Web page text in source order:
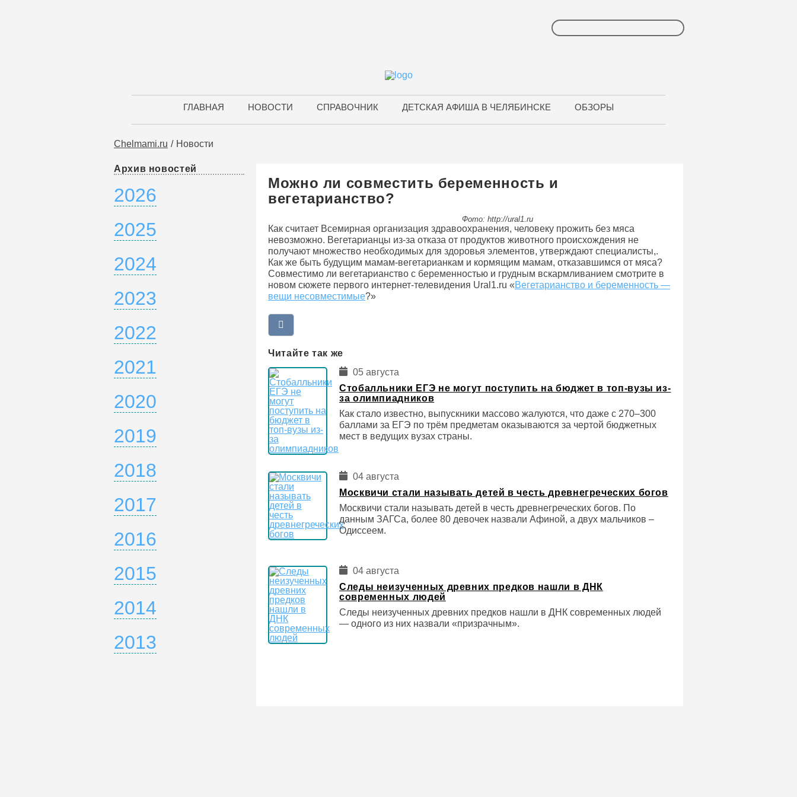
ГЛАВНАЯ НОВОСТИ СПРАВОЧНИК ДЕТСКАЯ АФИША В ЧЕЛЯБИНСКЕ ОБЗОРЫ
Chelmami.ru Новости
Архив новостей
2026
2025
2024
2023
2022
2021
2020
2019
2018
2017
2016
2015
2014
2013
Можно ли совместить беременность и
вегетарианство?
Фото: http://ural1.ru
Как считает Всемирная организация здравоохранения, человеку прожить без мяса
невозможно. Вегетарианцы из-за отказа от продуктов животного происхождения не
получают множество необходимых для здоровья элементов, утверждают специалисты,.
Как же быть будущим мамам-вегетарианкам и кормящим мамам, отказавшимся от мяса?
Совместимо ли вегетарианство с беременностью и грудным вскармливанием смотрите в
новом сюжете первого интернет-телевидения Ural1.ru «Вегетарианство и беременность —
вещи несовместимые?»
Читайте так же
05 августа
Стобалльники ЕГЭ не могут поступить на бюджет в топ-вузы из-
за олимпиадников
Как стало известно, выпускники массово жалуются, что даже с 270–300
баллами за ЕГЭ по трём предметам оказываются за чертой бюджетных
мест в ведущих вузах страны.
04 августа
Москвичи стали называть детей в честь древнегреческих богов
Москвичи стали называть детей в честь древнегреческих богов. По
данным ЗАГСа, более 80 девочек назвали Афиной, а двух мальчиков –
Одиссеем.
04 августа
Следы неизученных древних предков нашли в ДНК
современных людей
Следы неизученных древних предков нашли в ДНК современных людей
— одного из них назвали «призрачным».